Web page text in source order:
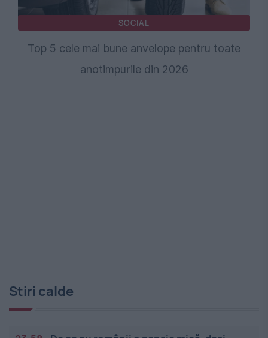
SOCIAL
Top 5 cele mai bune anvelope pentru toate
anotimpurile din 2026
Stiri calde